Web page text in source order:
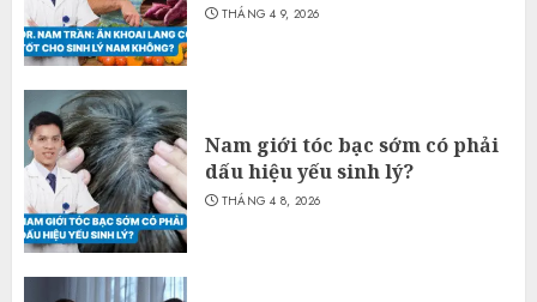
THÁNG 4 9, 2026
Nam giới tóc bạc sớm có phải
dấu hiệu yếu sinh lý?
THÁNG 4 8, 2026